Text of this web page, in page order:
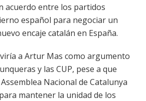
acuerdo entre los partidos
español para negociar un
encaje catalán en España.
a Artur Mas como argumento
y las CUP, pese a que
Nacional de Catalunya
mantener la unidad de los